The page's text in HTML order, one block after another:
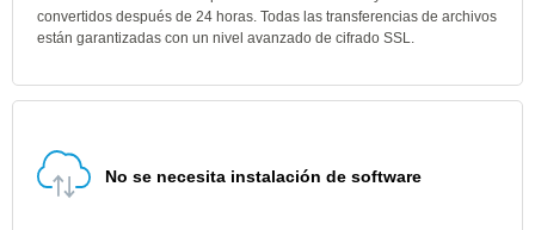
convertidos después de 24 horas. Todas las transferencias de archivos
están garantizadas con un nivel avanzado de cifrado SSL.
No se necesita instalación de software